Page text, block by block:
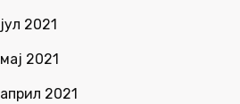
јул 2021
мај 2021
април 2021